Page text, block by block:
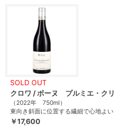
SOLD OUT
クロワ / ボーヌ プルミエ・ク
（2022年 750ml）
東向き斜面に位置する繊細で心地よい
￥17,600